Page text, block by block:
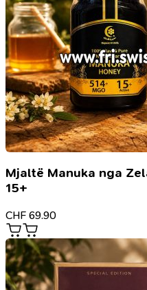
Mjaltë Manuka nga
15+
CHF 69.90